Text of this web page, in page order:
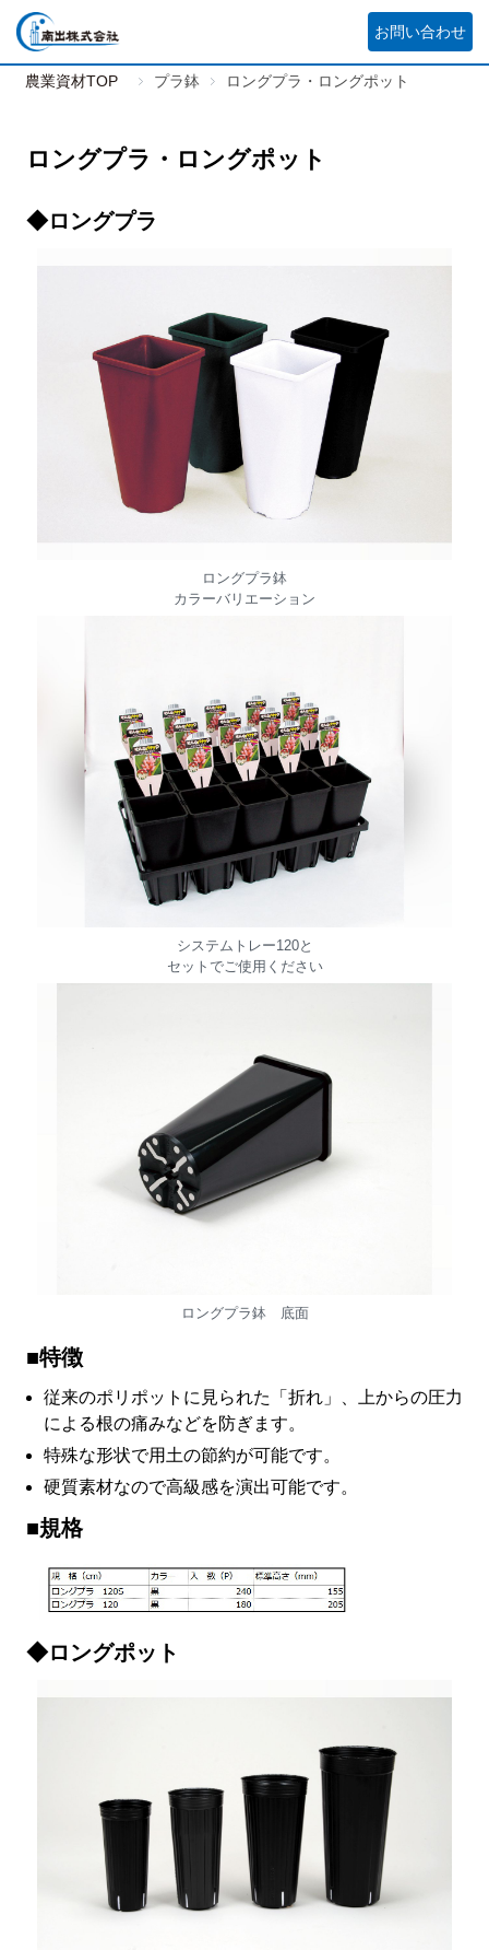
お問い合わせ
農業資材TOP プラ鉢 ロングプラ・ロングポット
ロングプラ・ロングポット
◆ロングプラ
ロングプラ鉢
カラーバリエーション
システムトレー120と
セットでご使用ください
ロングプラ鉢 底面
■特徴
従来のポリポットに見られた「折れ」、上からの圧力
による根の痛みなどを防ぎます。
特殊な形状で用土の節約が可能です。
硬質素材なので高級感を演出可能です。
■規格
◆ロングポット